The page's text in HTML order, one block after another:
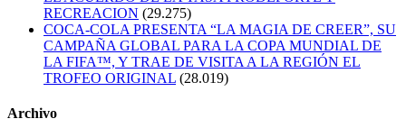
RECREACION (29.275)
COCA-COLA PRESENTA “LA MAGIA DE CREER”, SU
CAMPAÑA GLOBAL PARA LA COPA MUNDIAL DE
LA FIFA™, Y TRAE DE VISITA A LA REGIÓN EL
TROFEO ORIGINAL (28.019)
Archivo